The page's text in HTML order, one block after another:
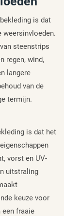
is dat
weersinvloeden.
steenstrips
regen, wind,
langere
van de
termijn.
is dat het
vorst en UV-
uitstraling
keuze voor
een fraaie